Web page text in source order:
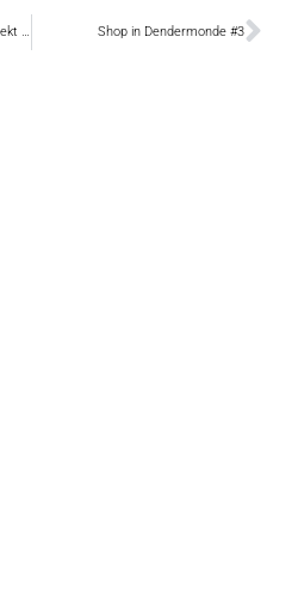
Shop in Dendermonde #3